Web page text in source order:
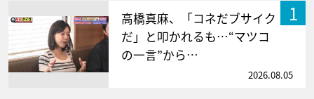
1
高橋真麻、「コネだブサイク
だ」と叩かれるも…“マツコ
の一言”から…
2026.08.05